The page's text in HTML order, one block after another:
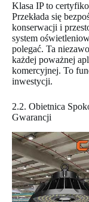
Klasa IP to
Przekłada się
konserwacji i
system
polegać. Ta
każdej poważnej
komercyjnej. To
inwestycji.
2.2. Obietnica
Gwarancji